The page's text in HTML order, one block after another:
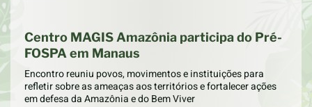
Centro MAGIS Amazônia participa do Pré-
FOSPA em Manaus
Encontro reuniu povos, movimentos e instituições para
refletir sobre as ameaças aos territórios e fortalecer ações
em defesa da Amazônia e do Bem Viver